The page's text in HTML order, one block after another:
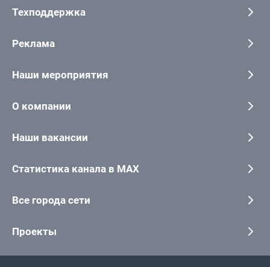
Техподдержка
Реклама
Наши мероприятия
О компании
Наши вакансии
Статистика канала в MAX
Все города сети
Проекты